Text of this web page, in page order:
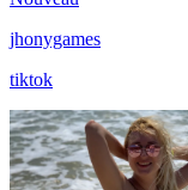
jhonygames
tiktok